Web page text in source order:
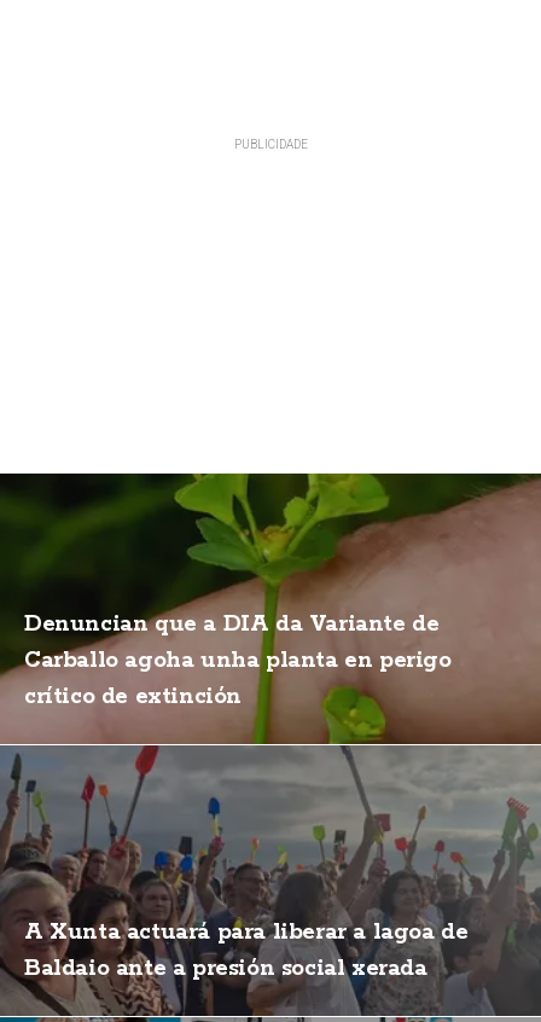
Denuncian que a DIA da Variante de
Carballo agoha unha planta en perigo
crítico de extinción
A Xunta actuará para liberar a lagoa de
Baldaio ante a presión social xerada